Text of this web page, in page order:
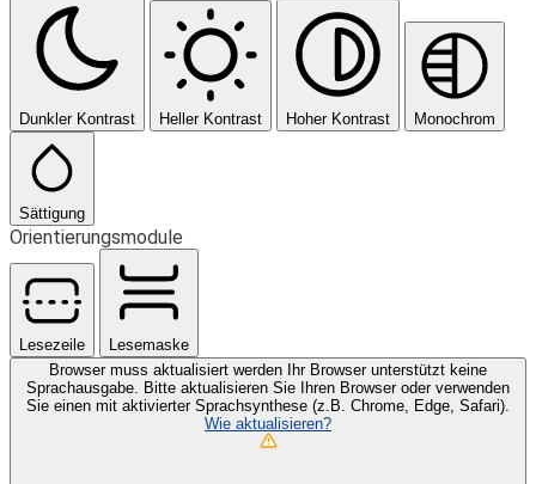
Dunkler Kontrast Heller Kontrast Hoher Kontrast Monochrom
Sättigung
Orientierungsmodule
Lesezeile
Lesemaske
Browser muss aktualisiert werden
Ihr Browser unterstützt keine
Sprachausgabe. Bitte aktualisieren Sie Ihren Browser oder verwenden
Sie einen mit aktivierter Sprachsynthese (z.B. Chrome, Edge, Safari).
Wie aktualisieren?